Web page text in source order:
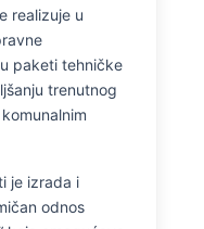
realizuje u
paketi tehničke
trenutnog
je izrada i
odnos